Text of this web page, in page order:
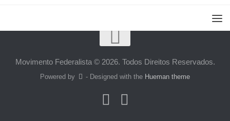
Movimento Federalista © 2026. Todos Direitos Reservados.
Powered by - Designed with the Hueman theme